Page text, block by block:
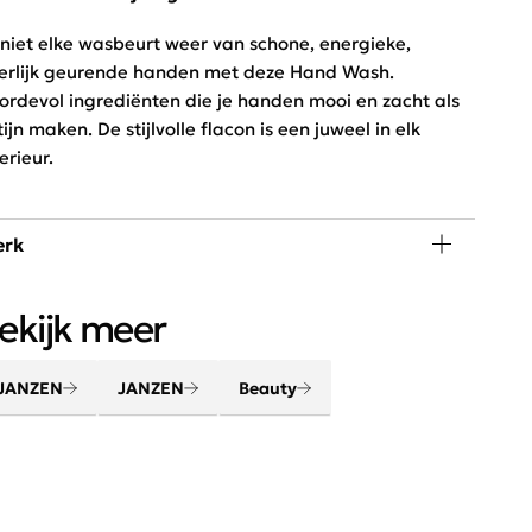
elke wasbeurt weer van schone, energieke,
geurende handen met deze Hand Wash.
ingrediënten die je handen mooi en zacht als
maken. De stijlvolle flacon is een juweel in elk
van JANZEN. Maak van je huis een thuis met
favoriete huisparfum. Creëer een gevoel van
meer
JANZEN Beauty